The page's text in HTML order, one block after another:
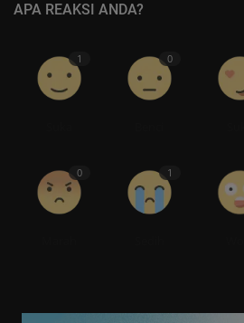
APA REAKSI ANDA?
1 0
0 1